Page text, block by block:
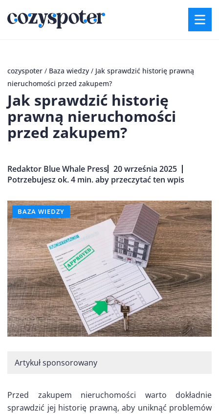
cozyspoter / Baza wiedzy / Jak sprawdzić historię prawną
nieruchomości przed zakupem?
Jak sprawdzić historię
prawną nieruchomości
przed zakupem?
Redaktor Blue Whale Press 20 września 2025
Potrzebujesz ok. 4 min. aby przeczytać ten wpis
BAZA WIEDZY
Artykuł sponsorowany
Przed zakupem nieruchomości warto dokładnie
sprawdzić jej historię prawną, aby uniknąć problemów